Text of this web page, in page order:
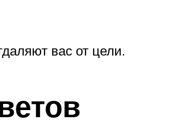
вас от цели.